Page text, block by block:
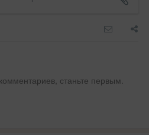
станьте первым.